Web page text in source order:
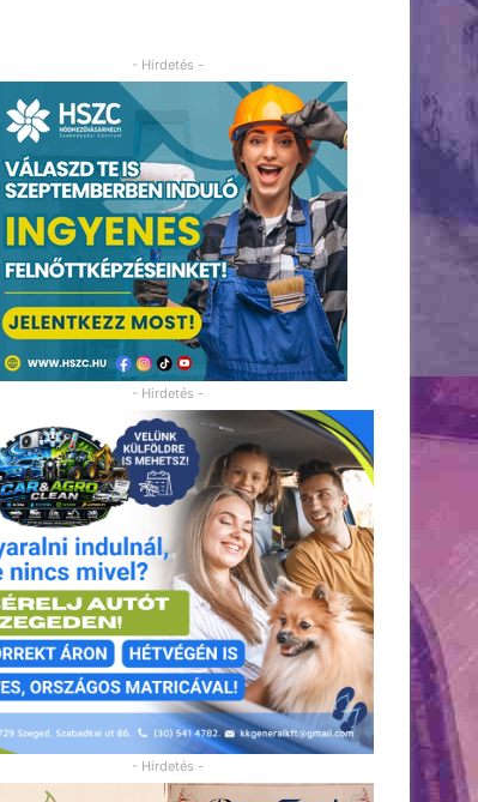
- Hirdetés -
- Hirdetés -
- Hirdetés -